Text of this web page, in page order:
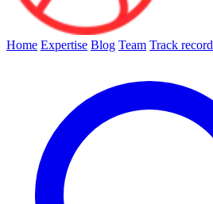
Home Expertise Blog Team Track record